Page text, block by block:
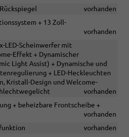
vorhanden
+ 13 Zoll-
vorhanden
LED-Scheinwerfer mit
Effekt + Dynamischer
Light Assist) + Dynamische und
+ LED-Heckleuchten
Kristall-Design und Welcome-
vorhanden
+ beheizbare Frontscheibe +
vorhanden
vorhanden